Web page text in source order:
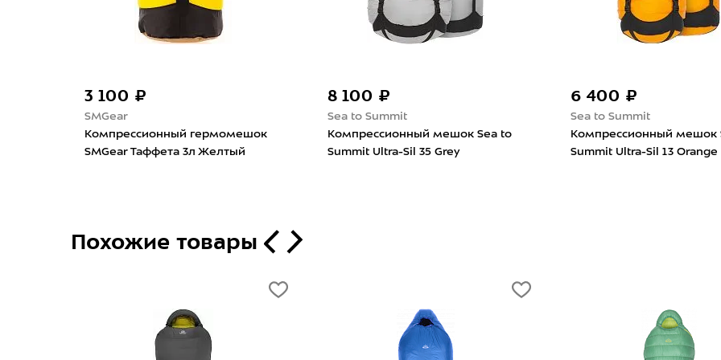
7 100 ₽
Sea to Summit
Подушка Sea to Summit Aeros
Premium RCS Brown
3 300 ₽
SMGear
Компрессионный гермомешок
SMGear Таффета 6л Желтый
3 400 ₽
SMGear
Компрессионный
SMGear Таффета 10л
Похожие товары